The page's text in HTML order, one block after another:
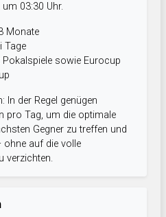
03:30 Uhr.
Monate
Tage
sowie Eurocup
In der Regel genügen
pro Tag, um die optimale
Gegner zu treffen und
ohne auf die volle
verzichten.